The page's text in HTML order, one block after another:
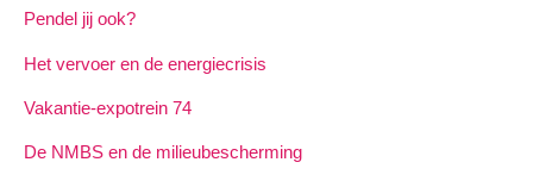
Pendel jij ook?
Het vervoer en de energiecrisis
Vakantie-expotrein 74
De NMBS en de milieubescherming